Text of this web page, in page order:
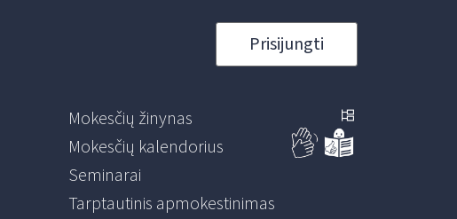
Prisijungti
Mokesčių žinynas
Mokesčių kalendorius
Seminarai
Tarptautinis apmokestinimas